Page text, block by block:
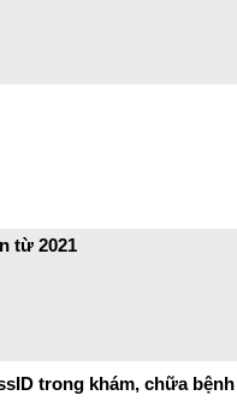
từ 2021
trong khám, chữa bệnh